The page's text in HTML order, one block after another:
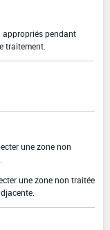
appropriés pendant
traitement.
une zone non
une zone non traitée